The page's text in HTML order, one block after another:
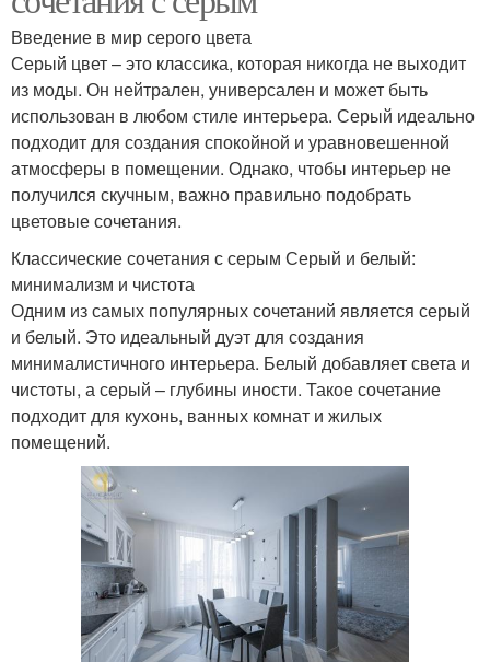
Введение в мир серого цвета
Серый цвет – это классика, которая никогда не выходит
из моды. Он нейтрален, универсален и может быть
использован в любом стиле интерьера. Серый идеально
подходит для создания спокойной и уравновешенной
атмосферы в помещении. Однако, чтобы интерьер не
получился скучным, важно правильно подобрать
цветовые сочетания.
Классические сочетания с серым Серый и белый:
минимализм и чистота
Одним из самых популярных сочетаний является серый
и белый. Это идеальный дуэт для создания
минималистичного интерьера. Белый добавляет света и
чистоты, а серый – глубины иности. Такое сочетание
подходит для кухонь, ванных комнат и жилых
помещений.